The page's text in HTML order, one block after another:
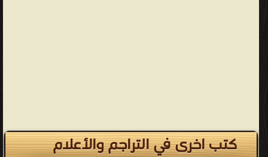
كتب اخرى في التراجم والأعلام